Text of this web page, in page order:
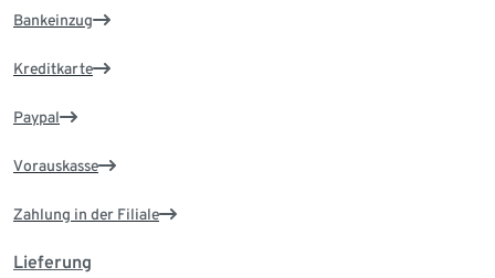
Bankeinzug
Kreditkarte
Paypal
Vorauskasse
Zahlung in der Filiale
Lieferung